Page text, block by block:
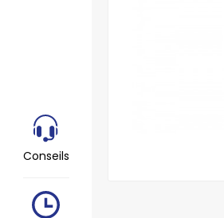
Conseils